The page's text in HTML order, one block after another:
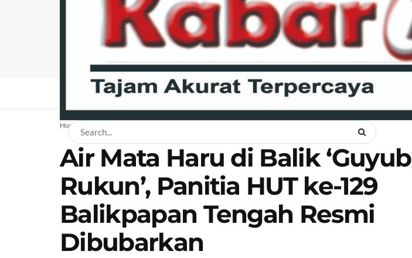
BERANDA NEWS BISNIS EKONOMI HANKAM OPINI HUKUM
Home
Air Mata Haru di Balik ‘Guyub
Rukun’, Panitia HUT ke-129
Balikpapan Tengah Resmi
Dibubarkan